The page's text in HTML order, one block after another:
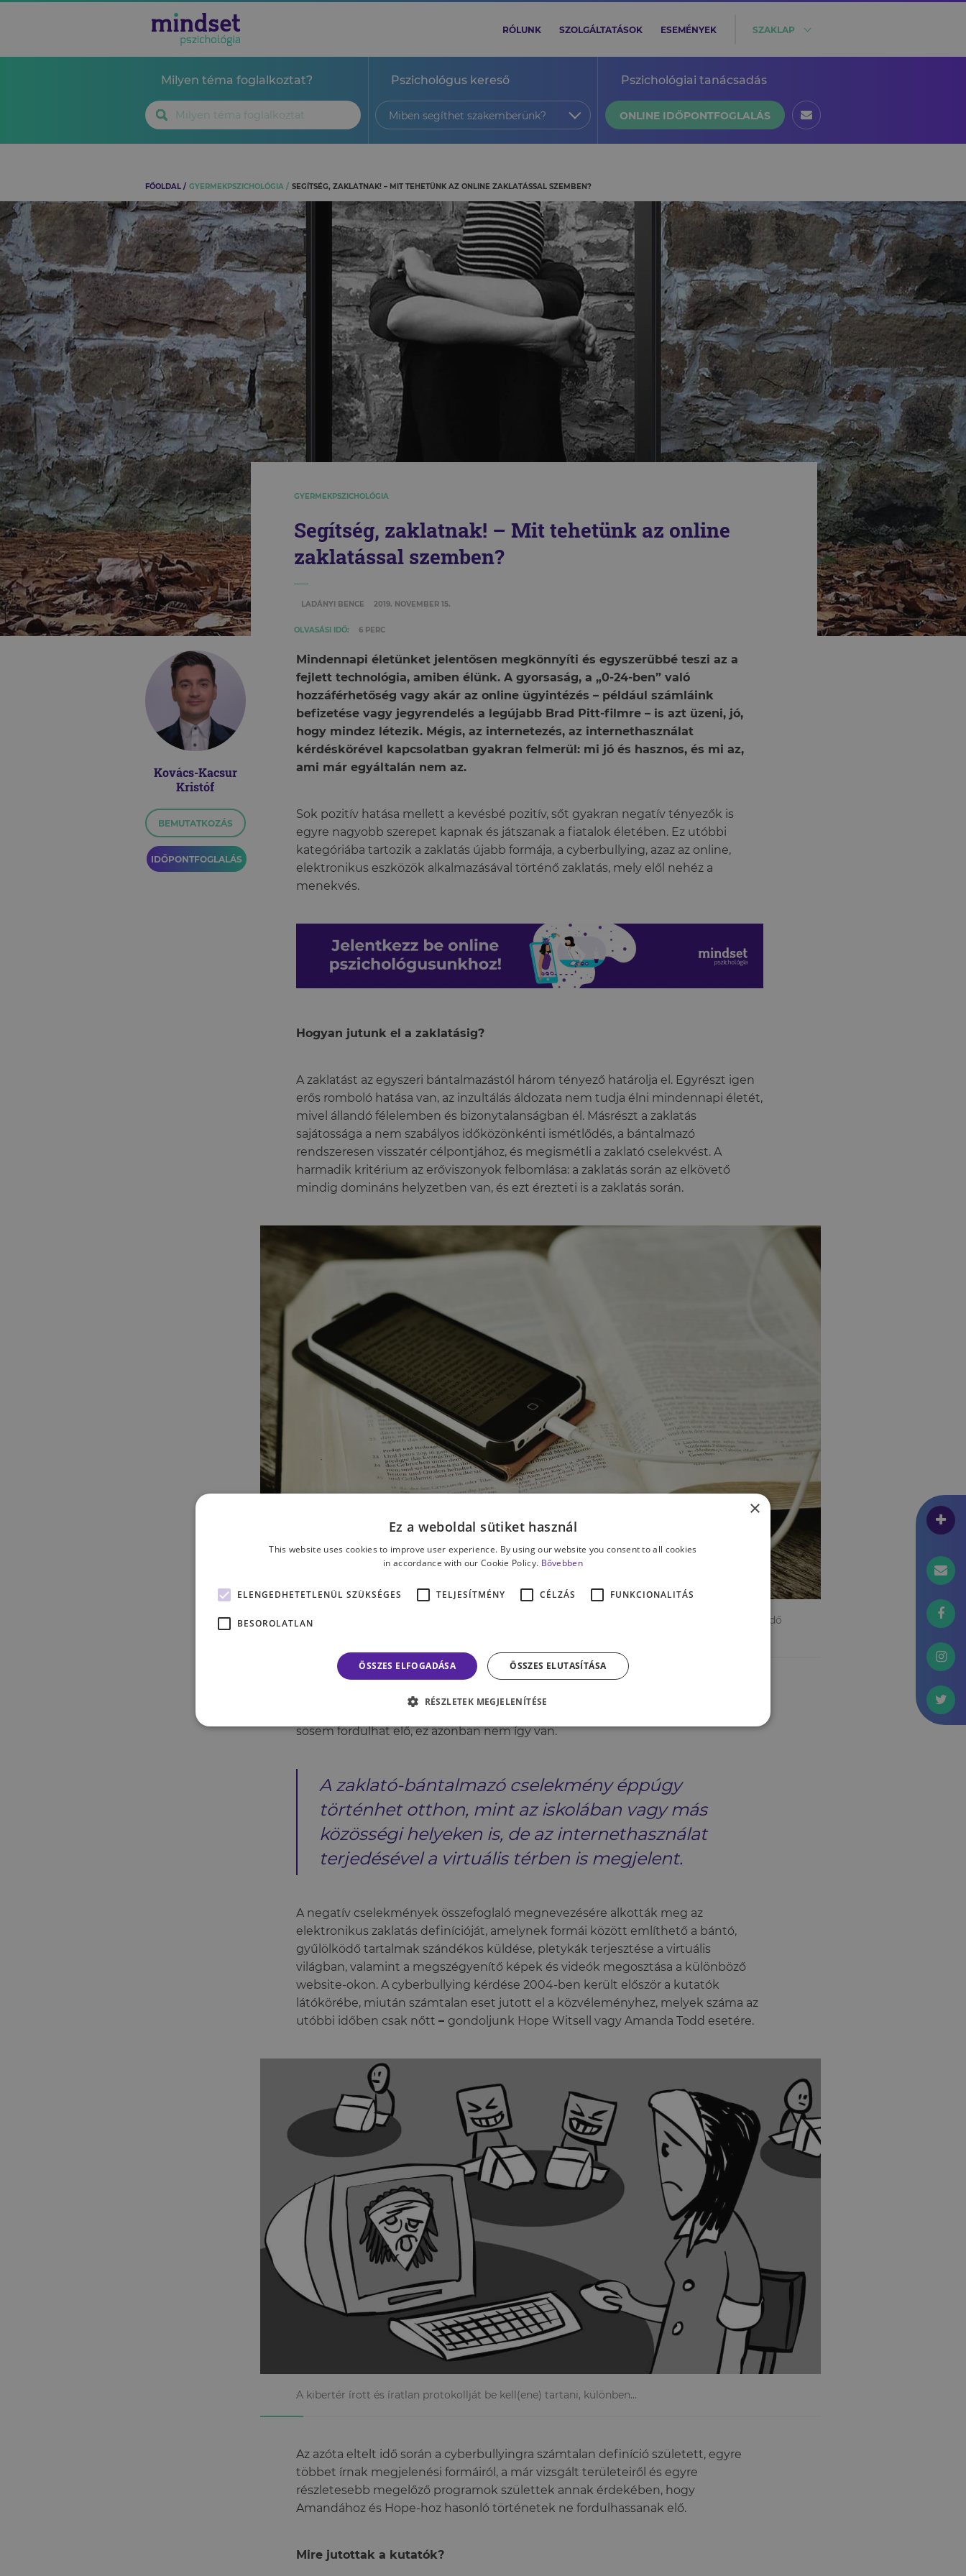
RÓLUNK SZOLGÁLTATÁSOK ESEMÉNYEK SZAKLAP
Milyen téma foglalkoztat? Pszichológus kereső
Miben segíthet szakemberünk?
Pszichológiai tanácsadás
ONLINE IDŐPONTFOGLALÁS
FŐOLDAL GYERMEKPSZICHOLÓGIA SEGÍTSÉG, ZAKLATNAK! – MIT TEHETÜNK AZ ONLINE ZAKLATÁSSAL SZEMBEN?
GYERMEKPSZICHOLÓGIA
Segítség, zaklatnak! – Mit tehetünk az online
zaklatással szemben?
LADÁNYI BENCE 2019. NOVEMBER 15.
OLVASÁSI IDŐ: 6 PERC
Kovács-Kacsur
Kristóf
BEMUTATKOZÁS
IDŐPONTFOGLALÁS
Mindennapi életünket jelentősen megkönnyíti és egyszerűbbé teszi az a
fejlett technológia, amiben élünk. A gyorsaság, a „0-24-ben” való
hozzáférhetőség vagy akár az online ügyintézés – például számláink
befizetése vagy jegyrendelés a legújabb Brad Pitt-filmre – is azt üzeni, jó,
hogy mindez létezik. Mégis, az internetezés, az internethasználat
kérdéskörével kapcsolatban gyakran felmerül: mi jó és hasznos, és mi az,
ami már egyáltalán nem az.
Sok pozitív hatása mellett a kevésbé pozitív, sőt gyakran negatív tényezők is
egyre nagyobb szerepet kapnak és játszanak a fiatalok életében. Ez utóbbi
kategóriába tartozik a zaklatás újabb formája, a cyberbullying, azaz az online,
elektronikus eszközök alkalmazásával történő zaklatás, mely elől nehéz a
menekvés.
Hogyan jutunk el a zaklatásig?
A zaklatást az egyszeri bántalmazástól három tényező határolja el. Egyrészt igen
erős romboló hatása van, az inzultálás áldozata nem tudja élni mindennapi életét,
mivel állandó félelemben és bizonytalanságban él. Másrészt a zaklatás
sajátossága a nem szabályos időközönkénti ismétlődés, a bántalmazó
rendszeresen visszatér célpontjához, és megismétli a zaklató cselekvést. A
harmadik kritérium az erőviszonyok felbomlása: a zaklatás során az elkövető
mindig domináns helyzetben van, és ezt érezteti is a zaklatás során.
Az ügyintézés mellett a szórakozásra, kikapcsolódásra is találunk lehetőséget, ami hasznos énidő
Azt gondolnánk, hogy a mindennapi életünkbe önkényesen történő
sosem fordulhat elő, ez azonban nem így van.
A zaklató-bántalmazó cselekmény éppúgy
történhet otthon, mint az iskolában vagy más
közösségi helyeken is, de az internethasználat
terjedésével a virtuális térben is megjelent.
A negatív cselekmények összefoglaló megnevezésére alkották meg az
elektronikus zaklatás definícióját, amelynek formái között említhető a bántó,
gyűlölködő tartalmak szándékos küldése, pletykák terjesztése a virtuális
világban, valamint a megszégyenítő képek és videók megosztása a különböző
website-okon. A cyberbullying kérdése 2004-ben került először a kutatók
látókörébe, miután számtalan eset jutott el a közvéleményhez, melyek száma az
utóbbi időben csak nőtt – gondoljunk Hope Witsell vagy Amanda Todd esetére.
A kibertér írott és íratlan protokollját be kell(ene) tartani, különben…
Az azóta eltelt idő során a cyberbullyingra számtalan definíció született, egyre
többet írnak megjelenési formáiról, a már vizsgált területeiről és egyre
részletesebb megelőző programok születtek annak érdekében, hogy
Amandához és Hope-hoz hasonló történetek ne fordulhassanak elő.
Mire jutottak a kutatók?
×
Ez a weboldal sütiket használ
This website uses cookies to improve user experience. By using our website you consent to all cookies
in accordance with our Cookie Policy. Bővebben
ELENGEDHETETLENÜL SZÜKSÉGES TELJESÍTMÉNY CÉLZÁS FUNKCIONALITÁS
BESOROLATLAN
ÖSSZES ELFOGADÁSA ÖSSZES ELUTASÍTÁSA
RÉSZLETEK MEGJELENÍTÉSE